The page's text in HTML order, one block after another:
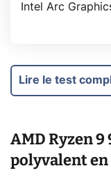
Intel Arc
Lire le test
AMD Ryzen 9
polyvalent en